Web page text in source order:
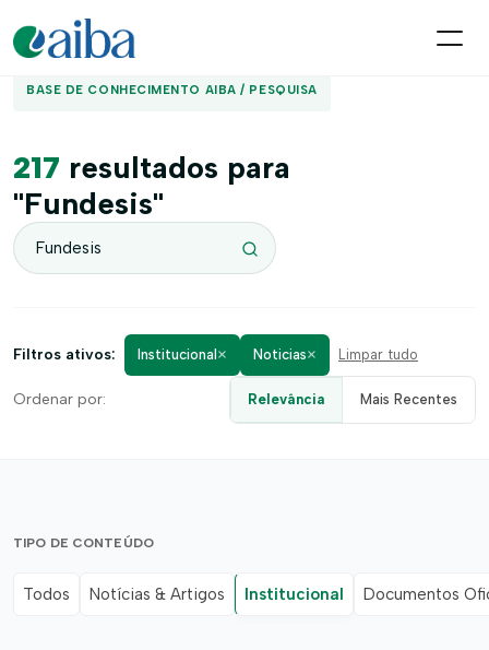
BASE DE CONHECIMENTO AIBA / PESQUISA
217 resultados para
"Fundesis"
Filtros ativos: Institucional × Noticias× Limpar tudo
Ordenar por: Relevância Mais Recentes
TIPO DE CONTEÚDO
Todos Notícias & Artigos Institucional Documentos